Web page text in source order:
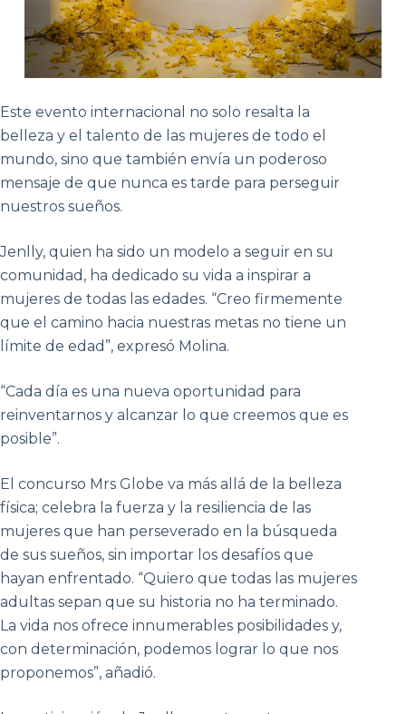
Este evento internacional no solo resalta la
belleza y el talento de las mujeres de todo el
mundo, sino que también envía un poderoso
mensaje de que nunca es tarde para perseguir
nuestros sueños.
Jenlly, quien ha sido un modelo a seguir en su
comunidad, ha dedicado su vida a inspirar a
mujeres de todas las edades. “Creo firmemente
que el camino hacia nuestras metas no tiene un
límite de edad”, expresó Molina.
“Cada día es una nueva oportunidad para
reinventarnos y alcanzar lo que creemos que es
posible”.
El concurso Mrs Globe va más allá de la belleza
física; celebra la fuerza y la resiliencia de las
mujeres que han perseverado en la búsqueda
de sus sueños, sin importar los desafíos que
hayan enfrentado. “Quiero que todas las mujeres
adultas sepan que su historia no ha terminado.
La vida nos ofrece innumerables posibilidades y,
con determinación, podemos lograr lo que nos
proponemos”, añadió.